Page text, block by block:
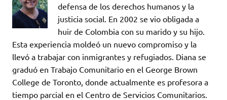
defensa de los derechos humanos y la
justicia social. En 2002 se vio obligada a
huir de Colombia con su marido y su hijo.
Esta experiencia moldeó un nuevo compromiso y la
llevó a trabajar con inmigrantes y refugiados. Diana se
graduó en Trabajo Comunitario en el George Brown
College de Toronto, donde actualmente es profesora a
tiempo parcial en el Centro de Servicios Comunitarios.